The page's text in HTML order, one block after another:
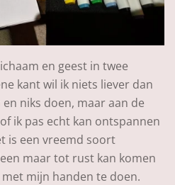
en geest in twee
kant wil ik niets liever dan
niks doen, maar aan de
ik pas echt kan ontspannen
is een vreemd soort
maar tot rust kan komen
mijn handen te doen.